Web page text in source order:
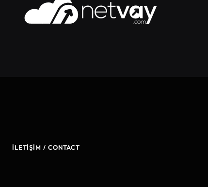
İLETIŞIM / CONTACT